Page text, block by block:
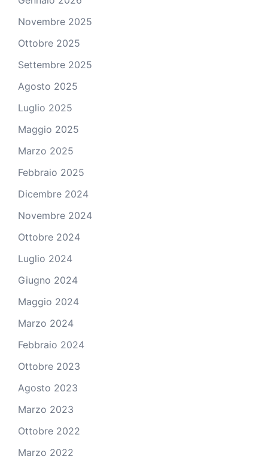
Novembre 2025
Ottobre 2025
Settembre 2025
Agosto 2025
Luglio 2025
Maggio 2025
Marzo 2025
Febbraio 2025
Dicembre 2024
Novembre 2024
Ottobre 2024
Luglio 2024
Giugno 2024
Maggio 2024
Marzo 2024
Febbraio 2024
Ottobre 2023
Agosto 2023
Marzo 2023
Ottobre 2022
Marzo 2022